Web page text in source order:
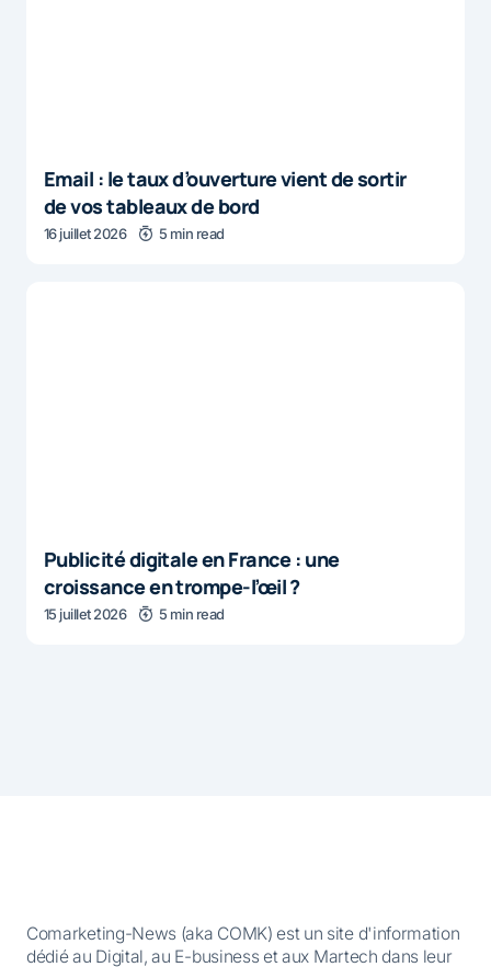
Email : le taux d’ouverture vient de sortir
de vos tableaux de bord
16 juillet 2026 5 min read
Publicité digitale en France : une
croissance en trompe-l’œil ?
15 juillet 2026 5 min read
Comarketing-News (aka COMK) est un site d'information
dédié au Digital, au E-business et aux Martech dans leur